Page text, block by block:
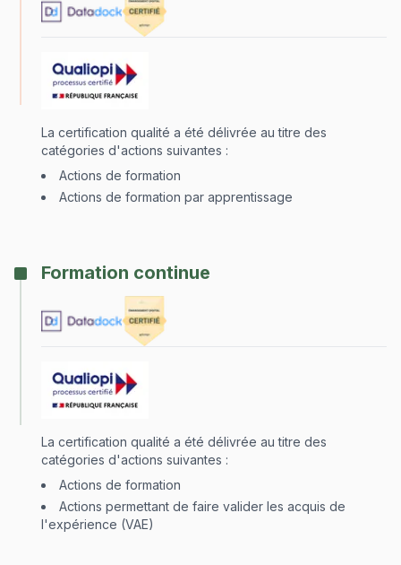
La certification qualité a été délivrée au titre des
catégories d'actions suivantes :
Actions de formation
Actions de formation par apprentissage
Formation continue
La certification qualité a été délivrée au titre des
catégories d'actions suivantes :
Actions de formation
Actions permettant de faire valider les acquis de
l'expérience (VAE)